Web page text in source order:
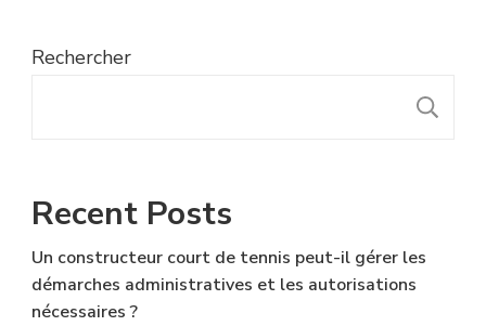
Rechercher
Recent Posts
Un constructeur court de tennis peut-il gérer les
démarches administratives et les autorisations
nécessaires ?